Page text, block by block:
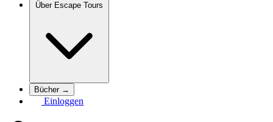
Über Escape Tours
Bücher →
Einloggen